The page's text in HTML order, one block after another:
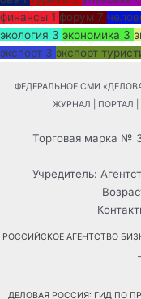
финансы 1 форум 7
экология 3 экономика 3
экспорт 3 экспорт
ФЕДЕРАЛЬНОЕ СМИ
ЖУРНАЛ | ПОРТАЛ
Торговая марка №
Учредитель:
РОССИЙСКОЕ АГЕНТСТВО
ДЕЛОВАЯ РОССИЯ: ГИД ПО